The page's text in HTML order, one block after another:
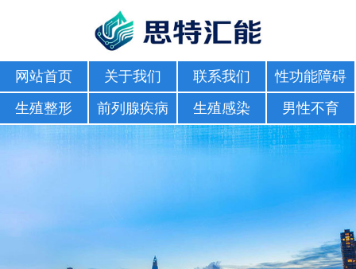
网站首页 关于我们 联系我们
性功能障碍
生殖整形
前列腺疾病 生殖感染 男性不育